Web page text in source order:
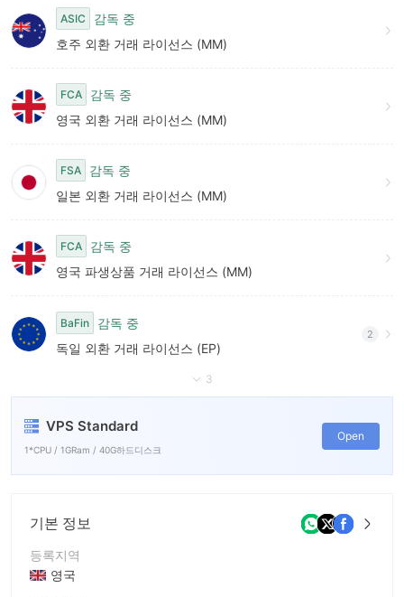
ASIC
감독 중
호주 외환 거래 라이선스 (MM)
FCA
감독 중
영국 외환 거래 라이선스 (MM)
FSA
감독 중
일본 외환 거래 라이선스 (MM)
FCA
감독 중
영국 파생상품 거래 라이선스 (MM)
BaFin
감독 중
독일 외환 거래 라이선스 (EP)
2
3
VPS Standard
1*CPU / 1GRam / 40G하드디스크
Open
기본 정보
등록지역
영국